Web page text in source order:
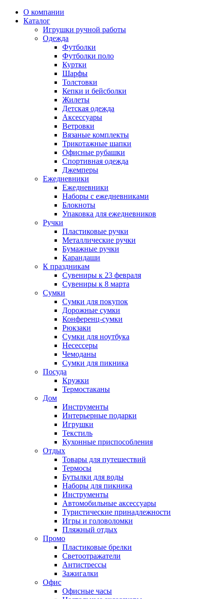
О компании
Каталог
Игрушки ручной работы
Одежда
Футболки
Футболки поло
Куртки
Шарфы
Толстовки
Кепки и бейсболки
Жилеты
Детская одежда
Аксессуары
Ветровки
Вязаные комплекты
Трикотажные шапки
Офисные рубашки
Спортивная одежда
Джемперы
Ежедневники
Ежедневники
Наборы с ежедневниками
Блокноты
Упаковка для ежедневников
Ручки
Пластиковые ручки
Металлические ручки
Бумажные ручки
Карандаши
К праздникам
Сувениры к 23 февраля
Сувениры к 8 марта
Сумки
Сумки для покупок
Дорожные сумки
Конференц-сумки
Рюкзаки
Сумки для ноутбука
Несессеры
Чемоданы
Сумки для пикника
Посуда
Кружки
Термостаканы
Дом
Инструменты
Интерьерные подарки
Игрушки
Текстиль
Кухонные приспособления
Отдых
Товары для путешествий
Термосы
Бутылки для воды
Наборы для пикника
Инструменты
Автомобильные аксессуары
Туристические принадлежности
Игры и головоломки
Пляжный отдых
Промо
Пластиковые брелки
Светоотражатели
Антистрессы
Зажигалки
Офис
Офисные часы